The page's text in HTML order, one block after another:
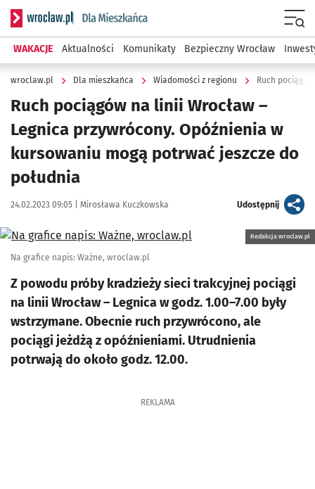
Serwis informacyjny wroclaw.pl podserwis: Dla mieszkańca
WAKACJE Aktualności Komunikaty Bezpieczny Wrocław
wroclaw.pl Dla mieszkańca Wiadomości z regionu
Ruch pociągów na linii Wrocław –
Legnica przywrócony. Opóźnienia w
kursowaniu mogą potrwać jeszcze do
południa
Data publikacji:
24.02.2023 09:05 | Autor:
Mirosława Kuczkowska Udostępnijartykuł
Kliknij, aby powiększyć Redakcja wroclaw.pl
Na grafice napis: Ważne, wroclaw.pl
Z powodu próby kradzieży sieci trakcyjnej pociągi
na linii Wrocław – Legnica w godz. 1.00–7.00 były
wstrzymane. Obecnie ruch przywrócono, ale
pociągi jeżdżą z opóźnieniami. Utrudnienia
potrwają do około godz. 12.00.
REKLAMA